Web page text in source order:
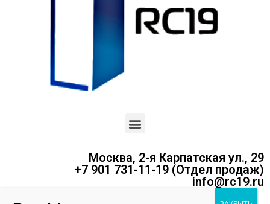
Москва, 2-я Карпатская ул., 29
+7 901 731-11-19 (Отдел продаж)
info@rc19.ru